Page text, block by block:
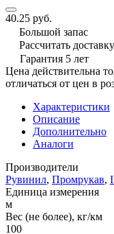
40.25 руб.
Большой запас
Рассчитать доставку
Гарантия 5 лет
Цена действительна
отличаться от цен в
Характеристики
Описание
Дополнительно
Аналоги
Производители
Рувинил, Промрукав,
Единица измерения
м
Вес (не более), кг/км
100